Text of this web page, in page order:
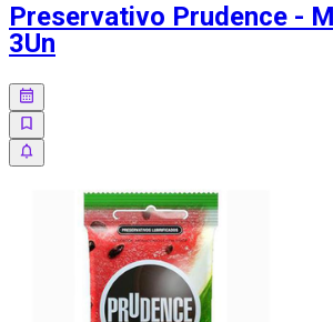
Preservativo Prudence -
3Un